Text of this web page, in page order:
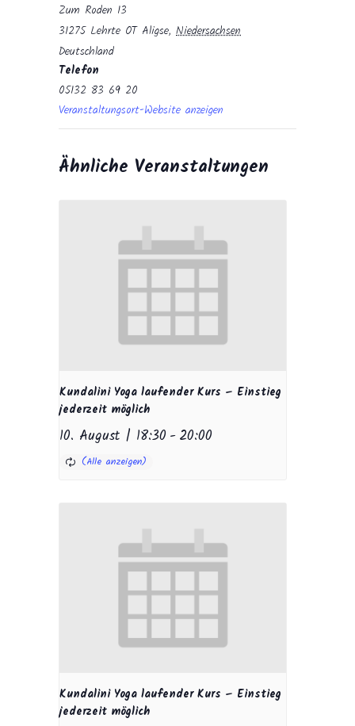
Zum Roden 13
31275 Lehrte OT Aligse, Niedersachsen
Deutschland
Telefon
05132 83 69 20
Veranstaltungsort-Website anzeigen
Ähnliche Veranstaltungen
Kundalini Yoga laufender Kurs – Einstieg
jederzeit möglich
10. August | 18:30 -20:00
Kundalini Yoga laufender Kurs – Einstieg
jederzeit möglich